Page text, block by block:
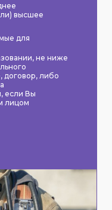
высшее
для
не ниже
договор, либо
если Вы
лицом